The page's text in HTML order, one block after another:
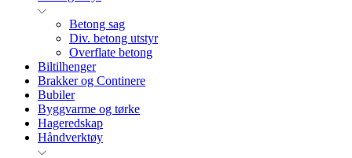
Betong sag
Div. betong utstyr
Overflate betong
Biltilhenger
Brakker og Continere
Bubiler
Byggvarme og tørke
Hageredskap
Håndverktøy